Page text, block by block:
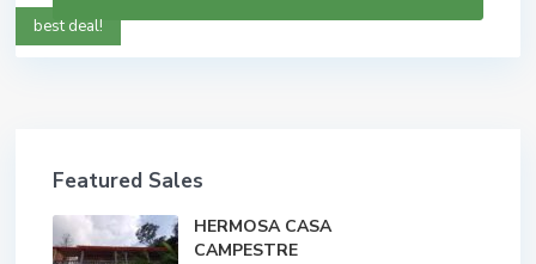
best deal!
Featured Sales
HERMOSA CASA
CAMPESTRE